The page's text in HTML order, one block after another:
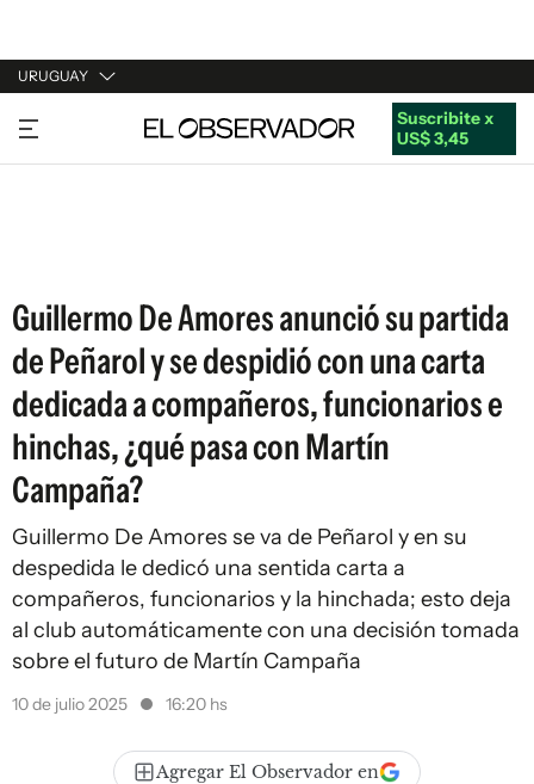
URUGUAY
URUGUAY
ARGENTINA
Suscribite x
US$ 3,45
Guillermo De Amores anunció su partida
de Peñarol y se despidió con una carta
dedicada a compañeros, funcionarios e
hinchas, ¿qué pasa con Martín
Campaña?
Guillermo De Amores se va de Peñarol y en su
despedida le dedicó una sentida carta a
compañeros, funcionarios y la hinchada; esto deja
al club automáticamente con una decisión tomada
sobre el futuro de Martín Campaña
10 de julio 2025 16:20 hs
Agregar El Observador en